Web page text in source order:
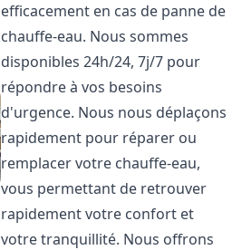
efficacement en cas de panne de
chauffe-eau. Nous sommes
disponibles 24h/24, 7j/7 pour
répondre à vos besoins
d'urgence. Nous nous déplaçons
rapidement pour réparer ou
remplacer votre chauffe-eau,
vous permettant de retrouver
rapidement votre confort et
votre tranquillité. Nous offrons